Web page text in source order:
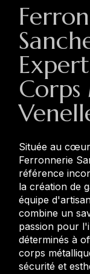
Située au cœur
Ferronnerie
référence
la création de
équipe
combine un
passion pour
déterminés à
corps
sécurité et